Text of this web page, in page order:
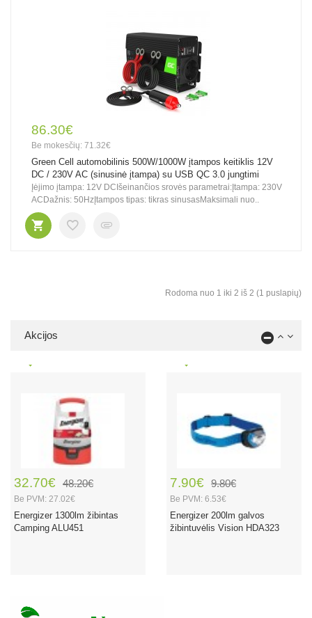
86.30€
Be mokesčių: 71.32€
Green Cell automobilinis 500W/1000W įtampos keitiklis 12V
DC / 230V AC (sinusinė įtampa) su USB QC 3.0 jungtimi
Įėjimo įtampa: 12V DCIšeinančios srovės parametrai:Įtampa: 230V
ACDažnis: 50HzĮtampos tipas: tikras sinusasMaksimali nuo..
Rodoma nuo 1 iki 2 iš 2 (1 puslapių)
Akcijos
32.70€ 48.20€
Be PVM: 27.02€
Energizer 1300lm žibintas
Camping ALU451
7.90€ 9.80€
Be PVM: 6.53€
Energizer 200lm galvos
žibintuvėlis Vision HDA323